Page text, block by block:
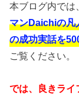
本ブログ内では
マンDaichiの凡
の成功実話を
ご覧ください。